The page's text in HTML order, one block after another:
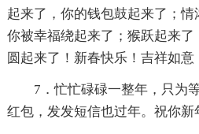
起来了，你的钱包鼓起来了；情
你被幸福绕起来了；猴跃起来
圆起来了！新春快乐！吉祥如意
7．忙忙碌碌一整年，只为
红包，发发短信也过年。祝你新